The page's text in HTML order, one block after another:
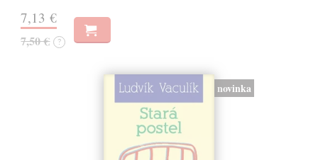
7,13 €
7,50 € ?
novinka